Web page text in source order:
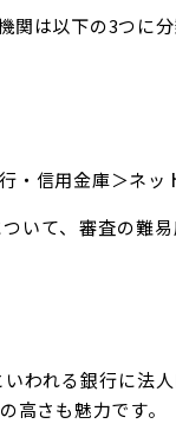
は以下の3つに分
・信用金庫＞ネッ
いて、審査の難
われる銀行に法
高さも魅力です。